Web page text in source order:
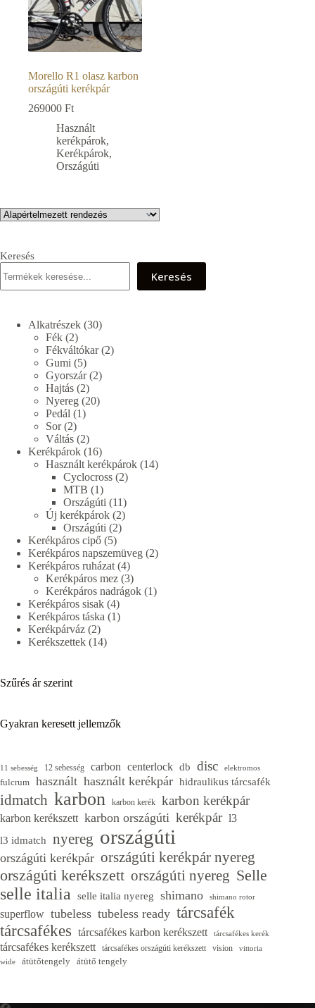
Morello R1 olasz karbon
országúti kerékpár
269000 Ft
Használt
kerékpárok,
Kerékpárok,
Országúti
Keresés
Keresés
Alkatrészek 3030
Fék 22
termék
Fékváltókar 22
Gumi 55
termék
Gyorszár 22
Hajtás 22
termék
Nyereg 2020
Pedál 11
Sor 22
termék
Váltás 22
termék
Kerékpárok 1616
termék
Használt kerékpárok 1414
Cyclocross 22
MTB 11
termék
Országúti 1111
termék
Új kerékpárok 22
termék
Országúti 22
Kerékpáros cipő 55
termék
Kerékpáros napszemüveg 22
Kerékpáros ruházat 44
termék
Kerékpáros mez 33
termék
Kerékpáros nadrágok 11
Kerékpáros sisak 44
termék
Kerékpáros táska 11
Kerékpárváz 22
termék
Kerékszettek 1414
Szűrés ár szerint
Gyakran keresett jellemzők
11 sebesség 12 sebesség carbon centerlock db disc elektromos
fulcrum használt használt kerékpár hidraulikus tárcsafék
idmatch karbon karbon kerék karbon kerékpár
karbon kerékszett karbon országúti kerékpár l3
l3 idmatch nyereg országúti
országúti kerékpár országúti kerékpár nyereg
országúti kerékszett országúti nyereg Selle
selle italia selle italia nyereg shimano shimano rotor
superflow tubeless tubeless ready tárcsafék
tárcsafékes tárcsafékes karbon kerékszett tárcsafékes kerék
tárcsafékes kerékszett tárcsafékes országúti kerékszett vision
vittoria
wide
átütőtengely átütő tengely